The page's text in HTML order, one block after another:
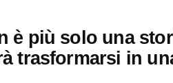
è più solo una
trasformarsi in